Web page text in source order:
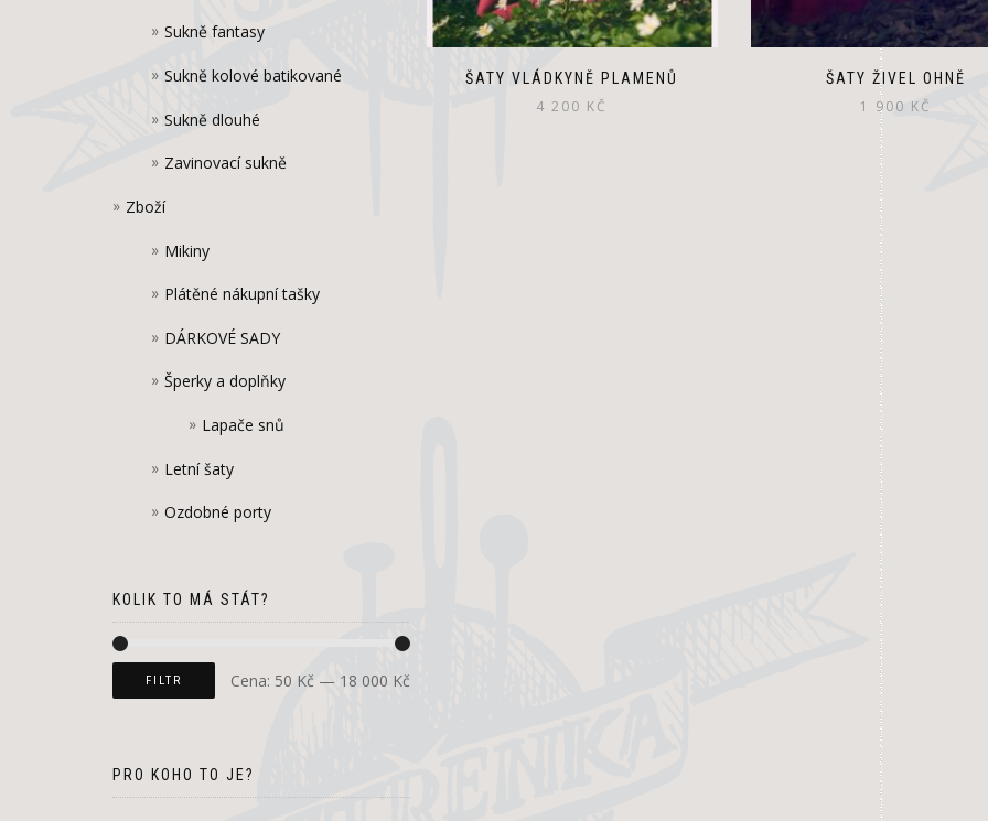
ŠATY VLÁDKYNĚ PLAMENŮ
4 200 KČ
ŠATY ŽIVEL OHNĚ
1 900 KČ
Sukně fantasy
Sukně kolové batikované
Sukně dlouhé
Zavinovací sukně
Zboží
Mikiny
Plátěné nákupní tašky
DÁRKOVÉ SADY
Šperky a doplňky
Lapače snů
Letní šaty
Ozdobné porty
KOLIK TO MÁ STÁT?
FILTR Cena: 50 Kč — 18 000 Kč
PRO KOHO TO JE?